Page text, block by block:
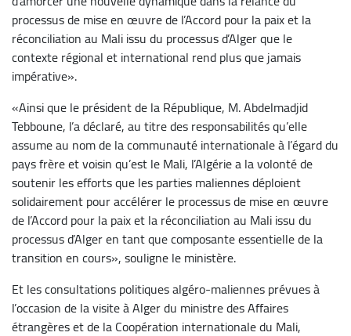
processus de mise en œuvre de l’Accord pour la paix et la
réconciliation au Mali issu du processus d’Alger que le
contexte régional et international rend plus que jamais
impérative».
«Ainsi que le président de la République, M. Abdelmadjid
Tebboune, l’a déclaré, au titre des responsabilités qu’elle
assume au nom de la communauté internationale à l’égard du
pays frère et voisin qu’est le Mali, l’Algérie a la volonté de
soutenir les efforts que les parties maliennes déploient
solidairement pour accélérer le processus de mise en œuvre
de l’Accord pour la paix et la réconciliation au Mali issu du
processus d’Alger en tant que composante essentielle de la
transition en cours», souligne le ministère.
Et les consultations politiques algéro-maliennes prévues à
l’occasion de la visite à Alger du ministre des Affaires
étrangères et de la Coopération internationale du Mali,